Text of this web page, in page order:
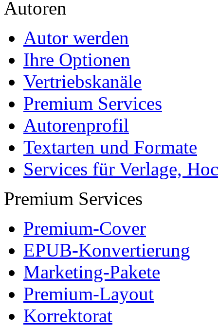
Autoren
Autor werden
Ihre Optionen
Vertriebskanäle
Premium Services
Autorenprofil
Textarten und Formate
Services für Verlage,
Premium Services
Premium-Cover
EPUB-Konvertierung
Marketing-Pakete
Premium-Layout
Korrektorat